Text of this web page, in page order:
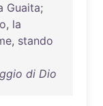
Guaita;
, la
, stando
di Dio